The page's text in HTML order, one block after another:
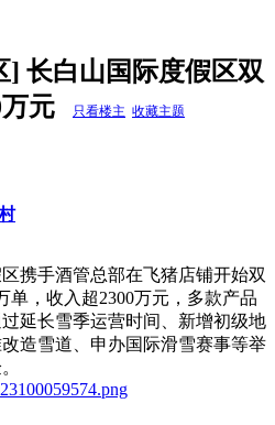
] 长白山国际度假区双
元
只看楼主 收藏主题
携手酒管总部在飞猪店铺开始双
单，收入超2300万元，多款产品
延长雪季运营时间、新增初级地
造雪道、申办国际滑雪赛事等举